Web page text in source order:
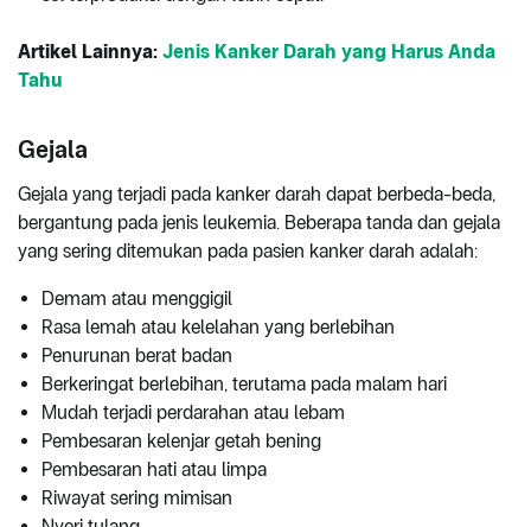
Artikel Lainnya: Jenis Kanker Darah yang Harus Anda
Tahu
Gejala
Gejala yang terjadi pada kanker darah dapat berbeda-beda,
bergantung pada jenis leukemia. Beberapa tanda dan gejala
yang sering ditemukan pada pasien kanker darah adalah:
Demam atau menggigil
Rasa lemah atau kelelahan yang berlebihan
Penurunan berat badan
Berkeringat berlebihan, terutama pada malam hari
Mudah terjadi perdarahan atau lebam
Pembesaran kelenjar getah bening
Pembesaran hati atau limpa
Riwayat sering mimisan